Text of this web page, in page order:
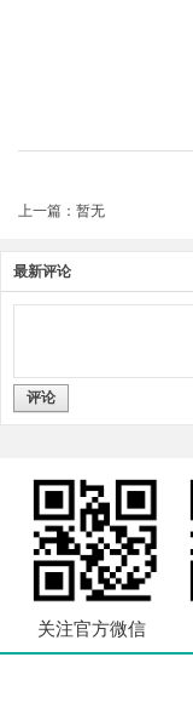
上一篇：暂无
最新评论
评论
关注官方微信